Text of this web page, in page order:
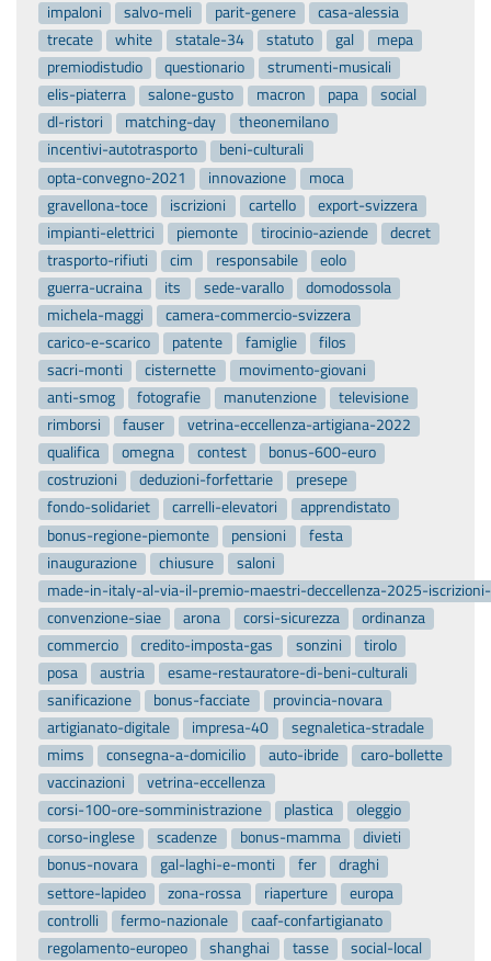
impaloni
salvo-meli parit-genere
casa-alessia
trecate
white statale-34 statuto gal
mepa
premiodistudio
questionario
strumenti-musicali
elis-piaterra
salone-gusto macron papa
social
dl-ristori
matching-day
theonemilano
incentivi-autotrasporto
beni-culturali
opta-convegno-2021
innovazione
moca
gravellona-toce
iscrizioni cartello
export-svizzera
impianti-elettrici
piemonte tirocinio-aziende
decret
trasporto-rifiuti
cim responsabile
eolo
guerra-ucraina
its sede-varallo
domodossola
michela-maggi
camera-commercio-svizzera
carico-e-scarico
patente famiglie
filos
sacri-monti
cisternette
movimento-giovani
anti-smog
fotografie manutenzione
televisione
rimborsi
fauser
vetrina-eccellenza-artigiana-2022
qualifica
omegna contest
bonus-600-euro
costruzioni
deduzioni-forfettarie
presepe
fondo-solidariet
carrelli-elevatori
apprendistato
bonus-regione-piemonte
pensioni
festa
inaugurazione
chiusure
saloni
made-in-italy-al-via-il-premio-maestri-deccellenza-2025-
convenzione-siae
arona corsi-sicurezza
ordinanza
commercio
credito-imposta-gas sonzini
tirolo
posa
austria
esame-restauratore-di-beni-culturali
sanificazione
bonus-facciate
provincia-novara
artigianato-digitale
impresa-40
segnaletica-stradale
mims
consegna-a-domicilio auto-ibride
caro-bollette
vaccinazioni
vetrina-eccellenza
corsi-100-ore-somministrazione
plastica
oleggio
corso-inglese
scadenze bonus-mamma
divieti
bonus-novara
gal-laghi-e-monti fer
draghi
settore-lapideo
zona-rossa riaperture
europa
controlli
fermo-nazionale
caaf-confartigianato
regolamento-europeo
shanghai tasse
social-local